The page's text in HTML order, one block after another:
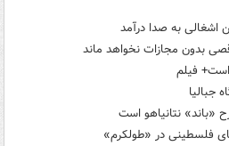
به صدا درآمد
بدون مجازات نخواهد ماند
فیلم
جبالیا
«باند» نتانیاهو است
فلسطینی در «طولکرم»